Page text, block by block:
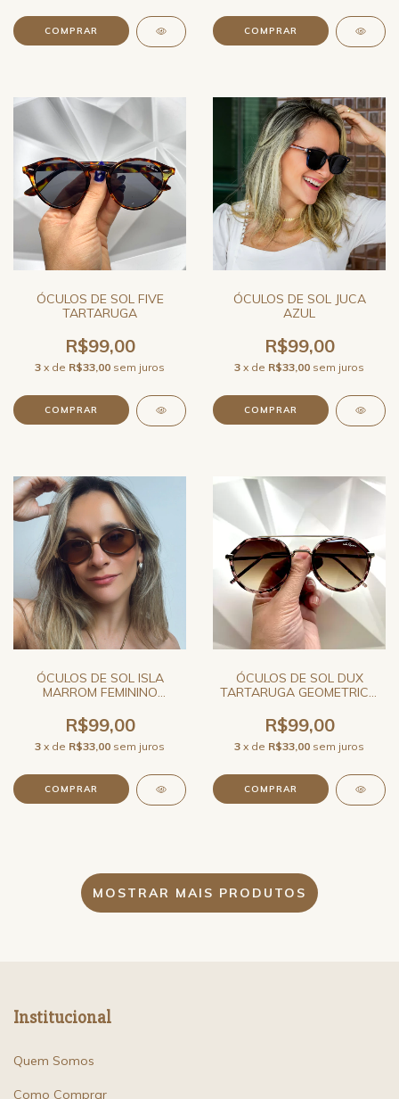
ÓCULOS DE SOL FIVE
TARTARUGA
R$99,00
3 x de R$33,00 sem juros
ÓCULOS DE SOL JUCA
AZUL
R$99,00
3 x de R$33,00 sem juros
ÓCULOS DE SOL ISLA
MARROM FEMININO
R$99,00
3 x de R$33,00 sem juros
ÓCULOS DE SOL DUX
TARTARUGA GEOMETRICO
R$99,00
3 x de R$33,00 sem juros
MOSTRAR MAIS PRODUTOS
Institucional
Quem Somos
Como Comprar